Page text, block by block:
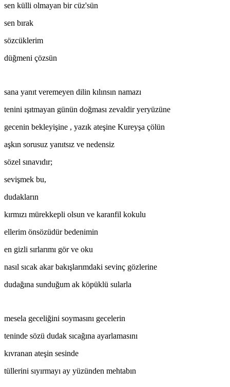
sen külli olmayan bir cüz'sün
sen bırak
sözcüklerim
düğmeni çözsün
sana yanıt veremeyen dilin kılınsın namazı
tenini ışıtmayan günün doğması zevaldir yeryüzüne
gecenin bekleyişine , yazık ateşine Kureyşa çölün
aşkın sorusuz yanıtsız ve nedensiz
sözel sınavıdır;
sevişmek bu,
dudakların
kırmızı mürekkepli olsun ve karanfil kokulu
ellerim önsözüdür bedenimin
en gizli sırlarımı gör ve oku
nasıl sıcak akar bakışlarımdaki sevinç gözlerine
dudağına sunduğum ak köpüklü sularla
mesela geceliğini soymasını gecelerin
teninde sözü dudak sıcağına ayarlamasını
kıvranan ateşin sesinde
tüllerini sıyırmayı ay yüzünden mehtabın